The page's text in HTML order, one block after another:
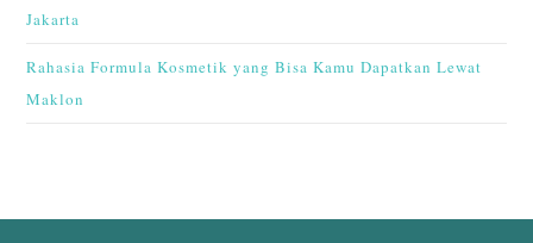
Jakarta
Rahasia Formula Kosmetik yang Bisa Kamu Dapatkan Lewat
Maklon